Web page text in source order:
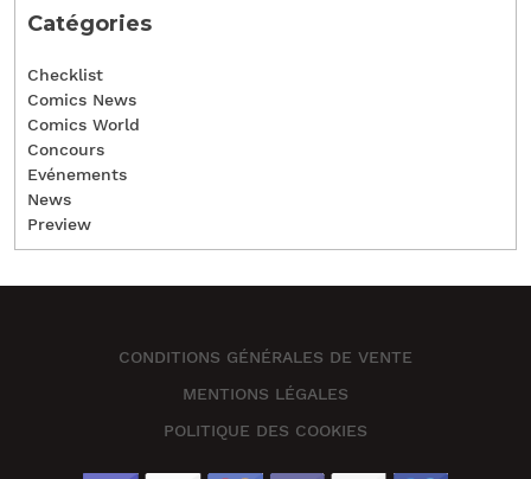
Catégories
Checklist
Comics News
Comics World
Concours
Evénements
News
Preview
CONDITIONS GÉNÉRALES DE VENTE
MENTIONS LÉGALES
POLITIQUE DES COOKIES